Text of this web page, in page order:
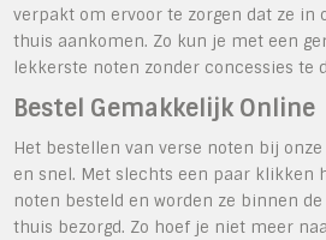
verpakt om ervoor te zorgen dat ze
thuis aankomen. Zo kun je met een
lekkerste noten zonder concessies te
Bestel Gemakkelijk Online
Het bestellen van verse noten bij
en snel. Met slechts een paar klikken
noten besteld en worden ze binnen
thuis bezorgd. Zo hoef je niet meer